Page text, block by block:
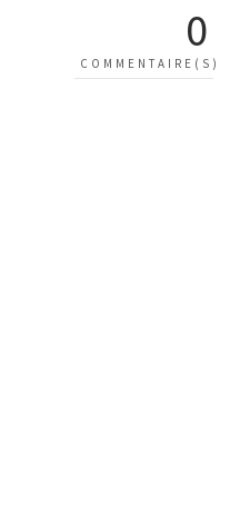
0
COMMENTAIRE(S)